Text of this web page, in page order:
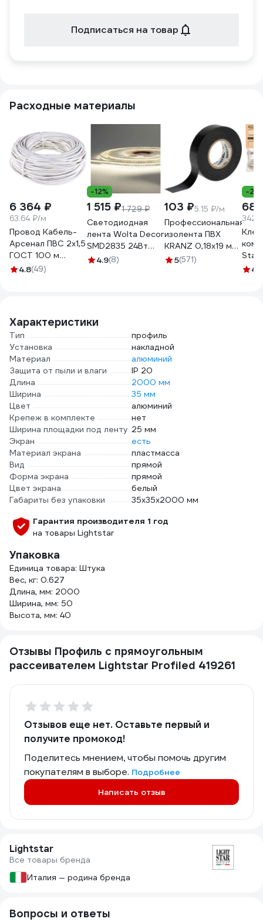
Подписаться на товар
Расходные материалы
6 364 ₽
63.64 ₽/м
Провод Кабель-
Арсенал ПВС 2х1,5
ГОСТ 100 м
KARS-51178
4.8(49)
-12%
1 515 ₽1 729 ₽
Светодиодная
лента Wolta Decor
SMD2835 24Вт
4000К 24В IP20
4.9(8)
103 ₽5.15 ₽/м
Профессиональная
изолента ПВХ
KRANZ 0,18х19 мм,
20 м, черная KR-
5(571)
-
4.2
Характеристики
Тип
профиль
Установка
накладной
Материал
алюминий
Защита от пыли и влаги
IP 20
Длина
2000 мм
Ширина
35 мм
Цвет
алюминий
Крепеж в комплекте
нет
Ширина площадки под ленту 25 мм
Экран
есть
Материал экрана
пластмасса
Вид
прямой
Форма экрана
прямой
Цвет экрана
белый
Габариты без упаковки
35х35х2000 мм
Гарантия производителя 1 год
на товары Lightstar
Упаковка
Единица товара: Штука
Вес, кг: 0.627
Длина, мм: 2000
Ширина, мм: 50
Высота, мм: 40
Отзывы Профиль с прямоугольным
рассеивателем Lightstar Profiled 419261
Отзывов еще нет. Оставьте первый и
получите промокод!
Поделитесь мнением, чтобы помочь другим
покупателям в выборе. Подробнее
Написать отзыв
Lightstar
Все товары бренда
Италия — родина бренда
Вопросы и ответы